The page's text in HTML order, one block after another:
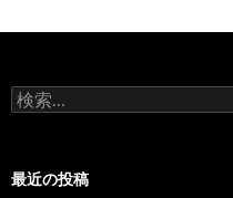
検
索:
最近の投稿